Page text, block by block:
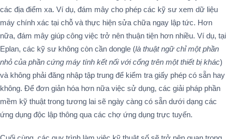
các địa điểm xa. Ví dụ, đám mây cho phép các kỹ sư xem dữ liệu
máy chính xác tại chỗ và thực hiện sửa chữa ngay lập tức. Hơn
nữa, đám mây giúp công việc trở nên thuận tiện hơn nhiều. Ví dụ, tại
Eplan, các kỹ sư không còn cần dongle (là thuật ngữ chỉ một phần
nhỏ của phần cứng máy tính kết nối với cổng trên một thiết bị khác)
và không phải đăng nhập tập trung để kiểm tra giấy phép có sẵn hay
không. Để đơn giản hóa hơn nữa việc sử dụng, các giải pháp phần
mềm kỹ thuật trong tương lai sẽ ngày càng có sẵn dưới dạng các
ứng dụng độc lập thông qua các chợ ứng dụng trực tuyến.